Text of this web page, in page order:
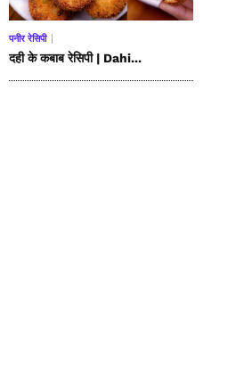
पनीर रेसिपी
दही के कबाब रेसिपी | Dahi...